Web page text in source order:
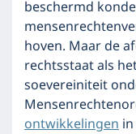
beschermd
hoven. Maar de
rechtsstaat als
soevereiniteit
ontwikkelingen